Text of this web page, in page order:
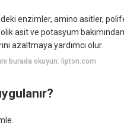
enzimler, amino asitler,
asit ve potasyum
azaltmaya yardımcı olur.
burada okuyun: lipton.com